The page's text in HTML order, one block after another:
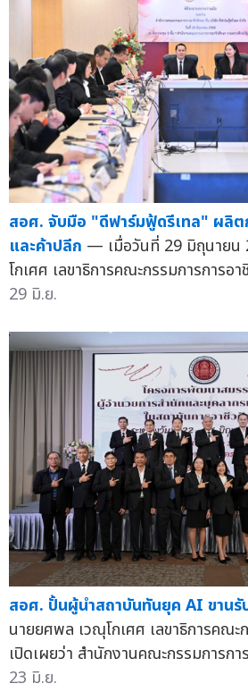
สอศ. จับมือ "ดีฟาร์มฟู้ดรีเทล" ผลิต
และค้าปลีก — เมื่อวันที่ 29 มิถุนายน
โกเศศ เลขาธิการคณะกรรมการการอ
29 มิ.ย.
สอศ. ปั้นผู้นำสถาบันทันยุค AI ขานรั
นายยศพล เวณุโกเศศ เลขาธิการคณะ
เปิดเผยว่า สำนักงานคณะกรรมการก
23 มิ.ย.